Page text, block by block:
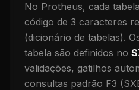
No Protheus, cada
código de 3 caracteres
(dicionário de tabelas).
tabela são definidos no
validações, gatilhos
consultas padrão F3